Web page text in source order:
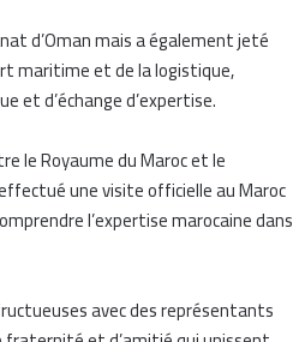
d’Oman mais a également jeté
maritime et de la logistique,
et d’échange d’expertise.
le Royaume du Maroc et le
une visite officielle au Maroc
l’expertise marocaine dans
avec des représentants